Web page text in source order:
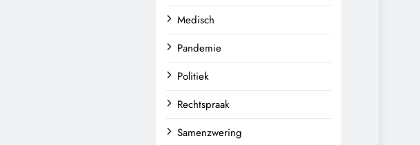
Medisch
Pandemie
Politiek
Rechtspraak
Samenzwering